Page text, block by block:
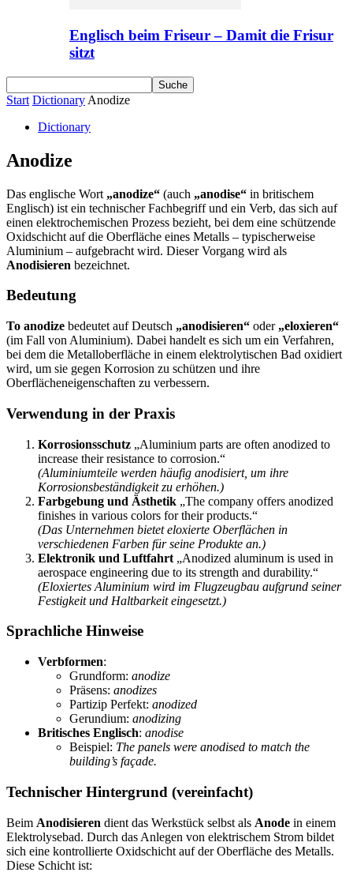
Englisch beim Friseur – Damit die Frisur
sitzt
Start Dictionary Anodize
Dictionary
Anodize
Das englische Wort „anodize“ (auch „anodise“ in britischem
Englisch) ist ein technischer Fachbegriff und ein Verb, das sich auf
einen elektrochemischen Prozess bezieht, bei dem eine schützende
Oxidschicht auf die Oberfläche eines Metalls – typischerweise
Aluminium – aufgebracht wird. Dieser Vorgang wird als
Anodisieren bezeichnet.
Bedeutung
To anodize bedeutet auf Deutsch „anodisieren“ oder „eloxieren“
(im Fall von Aluminium). Dabei handelt es sich um ein Verfahren,
bei dem die Metalloberfläche in einem elektrolytischen Bad oxidiert
wird, um sie gegen Korrosion zu schützen und ihre
Oberflächeneigenschaften zu verbessern.
Verwendung in der Praxis
Korrosionsschutz „Aluminium parts are often anodized to
increase their resistance to corrosion.“
(Aluminiumteile werden häufig anodisiert, um ihre
Korrosionsbeständigkeit zu erhöhen.)
Farbgebung und Ästhetik „The company offers anodized
finishes in various colors for their products.“
(Das Unternehmen bietet eloxierte Oberflächen in
verschiedenen Farben für seine Produkte an.)
Elektronik und Luftfahrt „Anodized aluminum is used in
aerospace engineering due to its strength and durability.“
(Eloxiertes Aluminium wird im Flugzeugbau aufgrund seiner
Festigkeit und Haltbarkeit eingesetzt.)
Sprachliche Hinweise
Verbformen:
Grundform: anodize
Präsens: anodizes
Partizip Perfekt: anodized
Gerundium: anodizing
Britisches Englisch: anodise
Beispiel: The panels were anodised to match the
building’s façade.
Technischer Hintergrund (vereinfacht)
Beim Anodisieren dient das Werkstück selbst als Anode in einem
Elektrolysebad. Durch das Anlegen von elektrischem Strom bildet
sich eine kontrollierte Oxidschicht auf der Oberfläche des Metalls.
Diese Schicht ist: